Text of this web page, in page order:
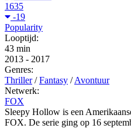
1635
-19
Popularity
Looptijd:
43 min
2013 - 2017
Genres:
Thriller / Fantasy / Avontuur
Netwerk:
FOX
Sleepy Hollow is een
FOX. De serie ging op 16